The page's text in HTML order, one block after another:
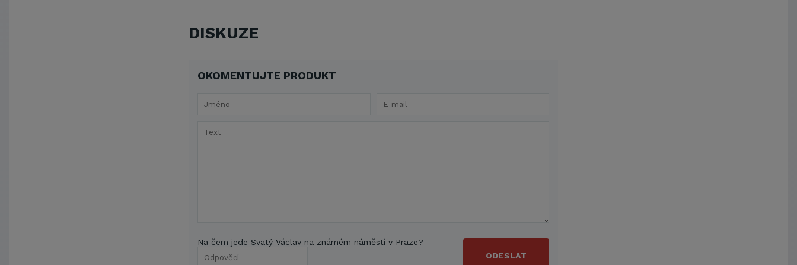
DISKUZE
OKOMENTUJTE PRODUKT
Na čem jede Svatý Václav na známém náměstí v Praze?
ODESLAT